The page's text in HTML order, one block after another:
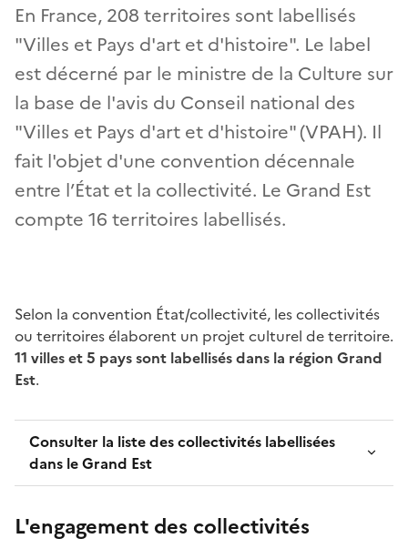
En France, 208 territoires sont labellisés
"Villes et Pays d'art et d'histoire". Le label
est décerné par le ministre de la Culture sur
la base de l'avis du Conseil national des
"Villes et Pays d'art et d'histoire" (VPAH). Il
fait l'objet d'une convention décennale
entre l’État et la collectivité. Le Grand Est
compte 16 territoires labellisés.
Selon la convention État/collectivité, les collectivités
ou territoires élaborent un projet culturel de territoire.
11 villes et 5 pays sont labellisés dans la région Grand
Est.
Consulter la liste des collectivités labellisées
dans le Grand Est
L'engagement des collectivités